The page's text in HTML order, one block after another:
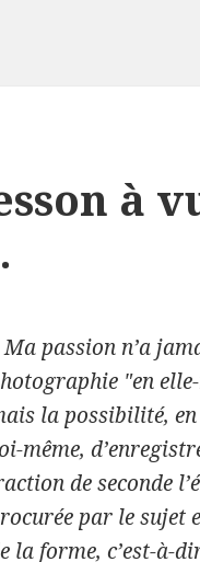
à
Ma passion n’a
"en
la possibilité,
même,
de seconde
par le sujet
la forme, c’est-à-